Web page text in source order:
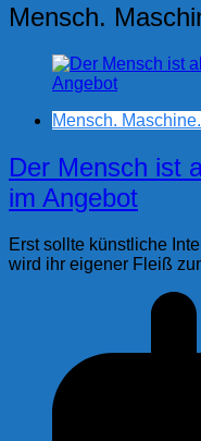
Mensch.
Mensch.
Der Mensch ist
im Angebot
Erst sollte künstliche
wird ihr eigener Fleiß